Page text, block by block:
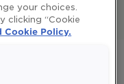
your choices.
clicking “Cookie
Cookie Policy.